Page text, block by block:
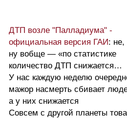
ДТП возле "Палладиума" -
официальная версия ГАИ: не,
ну вобще — «по статистике
количество ДТП снижается…
У нас каждую неделю
мажор насмерть сбивает
а у них снижается
Совсем с другой планеты